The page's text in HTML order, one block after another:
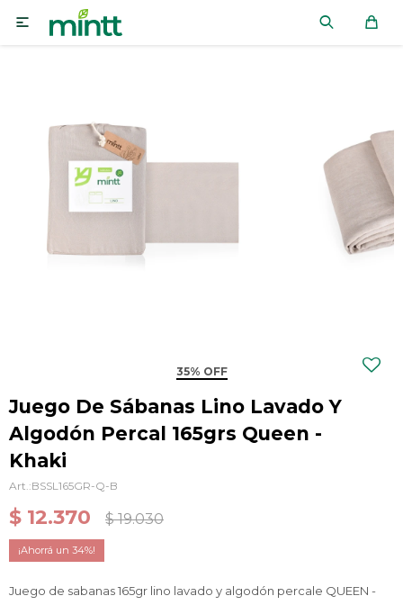

35% OFF
Juego De Sábanas Lino Lavado Y
Algodón Percal 165grs Queen -
Khaki
BSSL165GR-Q-B
$ 12.370 $ 19.030
34
Juego de sabanas 165gr lino lavado y algodón percale QUEEN -